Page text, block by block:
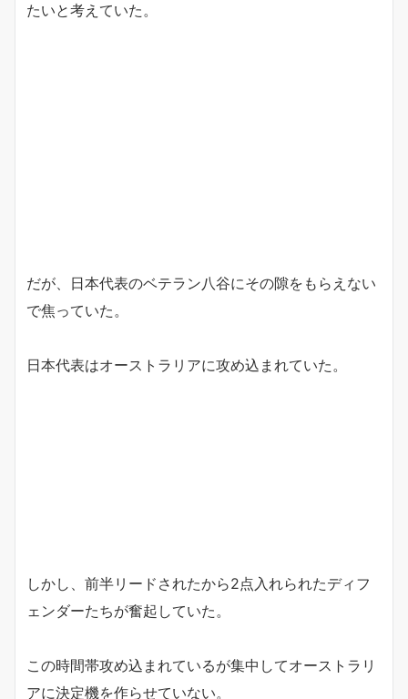
たいと考えていた。
だが、日本代表のベテラン八谷にその隙をもらえない
で焦っていた。
日本代表はオーストラリアに攻め込まれていた。
しかし、前半リードされたから2点入れられたディフ
ェンダーたちが奮起していた。
この時間帯攻め込まれているが集中してオーストラリ
アに決定機を作らせていない。